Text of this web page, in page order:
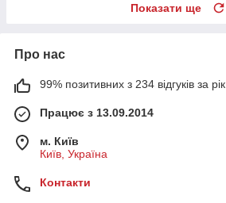
Показати ще
Про нас
99% позитивних з 234 відгуків за рік
Працює з 13.09.2014
м. Київ
Київ, Україна
Контакти